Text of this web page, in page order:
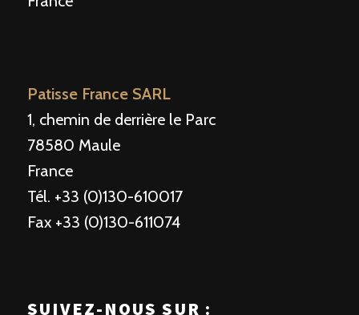
Patisse France SARL
1, chemin de derrière le Parc
78580 Maule
France
Tél. +33 (0)130-610017
Fax +33 (0)130-611074
SUIVEZ-NOUS SUR :